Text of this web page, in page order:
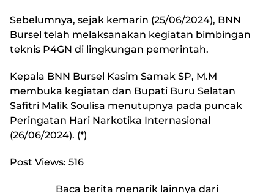
Sebelumnya, sejak kemarin (25/06/2024), BNN
Bursel telah melaksanakan kegiatan bimbingan
teknis P4GN di lingkungan pemerintah.
Kepala BNN Bursel Kasim Samak SP, M.M
membuka kegiatan dan Bupati Buru Selatan
Safitri Malik Soulisa menutupnya pada puncak
Peringatan Hari Narkotika Internasional
(26/06/2024). (*)
Post Views: 516
Baca berita menarik lainnya dari